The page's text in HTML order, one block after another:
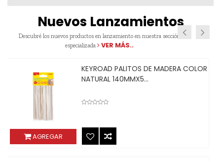
Nuevos Lanzamientos
Descubré los nuevos productos en lanzamiento en nuestra sección
especializada
VER MÁS..
AGREGAR
KEYROAD PALITOS DE MADERA COLOR
NATURAL 140MMX5...